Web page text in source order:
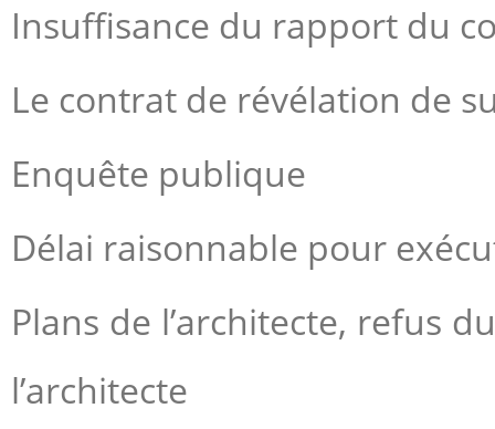
Insuffisance du rapport du
Le contrat de révélation de
Enquête publique
Délai raisonnable pour
Plans de l’architecte, refus
l’architecte